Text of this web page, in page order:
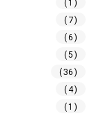
(7)
(6)
(5)
(36)
(4)
(1)